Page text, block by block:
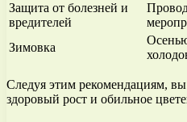
Защита от болезней и
вредителей
Зимовка
Следуя этим рекомендациям,
здоровый рост и обильное